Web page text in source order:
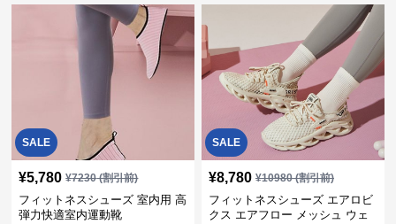
SALE
¥5,780 ¥7230(割引前)
フィットネスシューズ 室内用 高
弾力快適室内運動靴
SALE
¥8,780 ¥10980(割引前)
フィットネスシューズ エアロビ
クス エアフロー メッシュ ウェ